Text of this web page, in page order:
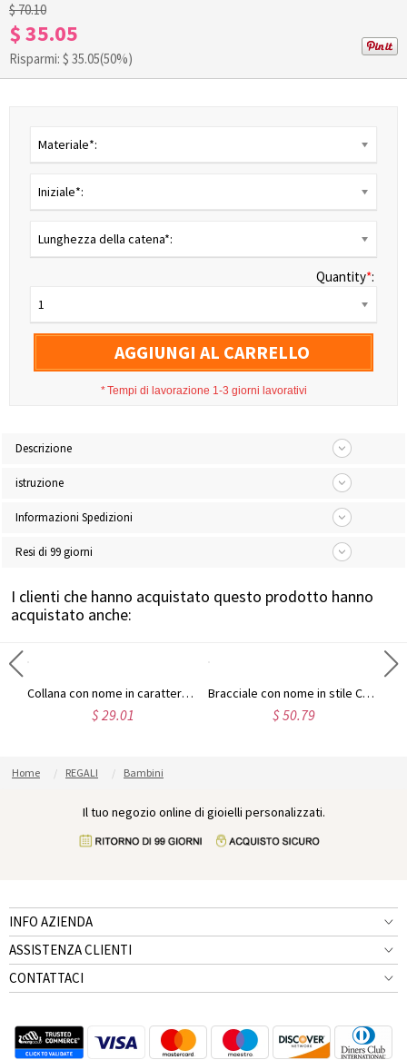
$ 70.10
$ 35.05
Risparmi: $ 35.05(50%)
Materiale*:
Iniziale*:
Lunghezza della catena*:
Quantity*:
1
AGGIUNGI AL CARRELLO
*Tempi di lavorazione 1-3 giorni lavorativi
Descrizione
istruzione
Informazioni Spedizioni
Resi di 99 giorni
I clienti che hanno acquistato questo prodotto hanno
acquistato anche:
Collana con nome in carattere Harrington in argento sterling
$ 29.01
Bracciale con nome in stile Carrie in argento 925 placcato oro rosa
$ 50.79
Home REGALI Bambini
Il tuo negozio online di gioielli personalizzati.
INFO AZIENDA
ASSISTENZA CLIENTI
CONTATTACI